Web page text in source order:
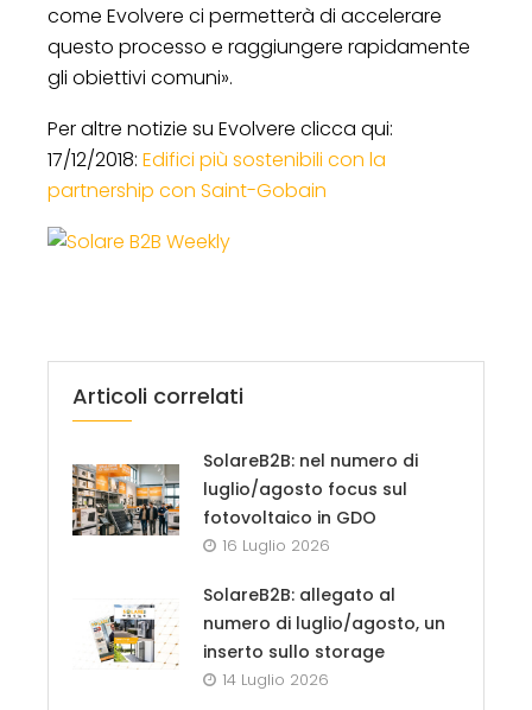
come Evolvere ci permetterà di accelerare
questo processo e raggiungere rapidamente
gli obiettivi comuni».
Per altre notizie su Evolvere clicca qui:
17/12/2018: Edifici più sostenibili con la
partnership con Saint-Gobain
Articoli correlati
SolareB2B: nel numero di
luglio/agosto focus sul
fotovoltaico in GDO
16 Luglio 2026
SolareB2B: allegato al
numero di luglio/agosto, un
inserto sullo storage
14 Luglio 2026